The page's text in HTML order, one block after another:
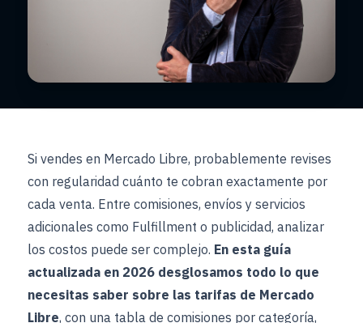
Si vendes en Mercado Libre, probablemente revises
con regularidad cuánto te cobran exactamente por
cada venta. Entre comisiones, envíos y servicios
adicionales como Fulfillment o publicidad, analizar
los costos puede ser complejo. En esta guía
actualizada en 2026 desglosamos todo lo que
necesitas saber sobre las tarifas de Mercado
Libre, con una tabla de comisiones por categoría,